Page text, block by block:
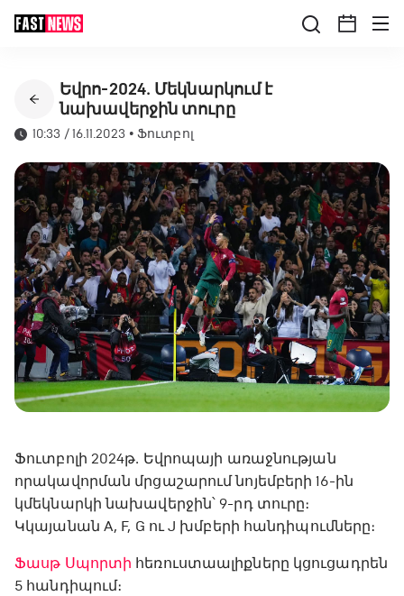
Եվրո-2024․ Մեկնարկում է
նախավերջին տուրը
10:33 / 16.11.2023 •Ֆուտբոլ
Ֆուտբոլի 2024թ․ Եվրոպայի առաջնության
որակավորման մրցաշարում նոյեմբերի 16-ին
կմեկնարկի նախավերջին՝ 9-րդ տուրը։
Կկայանան A, F, G ու J խմբերի հանդիպումները։
Ֆասթ Սպորտի հեռուստաալիքները կցուցադրեն
5 հանդիպում։